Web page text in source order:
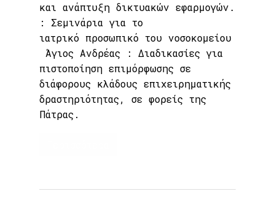
και ανάπτυξη δικτυακών εφαρμογών.
: Σεμινάρια για το
ιατρικό προσωπικό του νοσοκομείου
Άγιος Ανδρέας ​: Διαδικασίες για
πιστοποίηση επιμόρφωσης σε
διάφορους κλάδους επιχειρηματικής
δραστηριότητας, σε φορείς της
Πάτρας.